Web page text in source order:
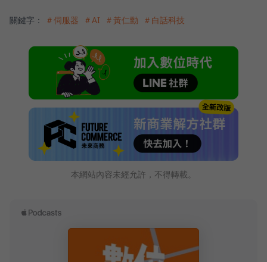
關鍵字： ＃伺服器 ＃AI ＃黃仁勳 ＃白話科技
本網站內容未經允許，不得轉載。